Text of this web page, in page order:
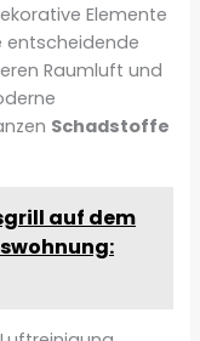
Elemente
entscheidende
Raumluft und
Schadstoffe
auf dem